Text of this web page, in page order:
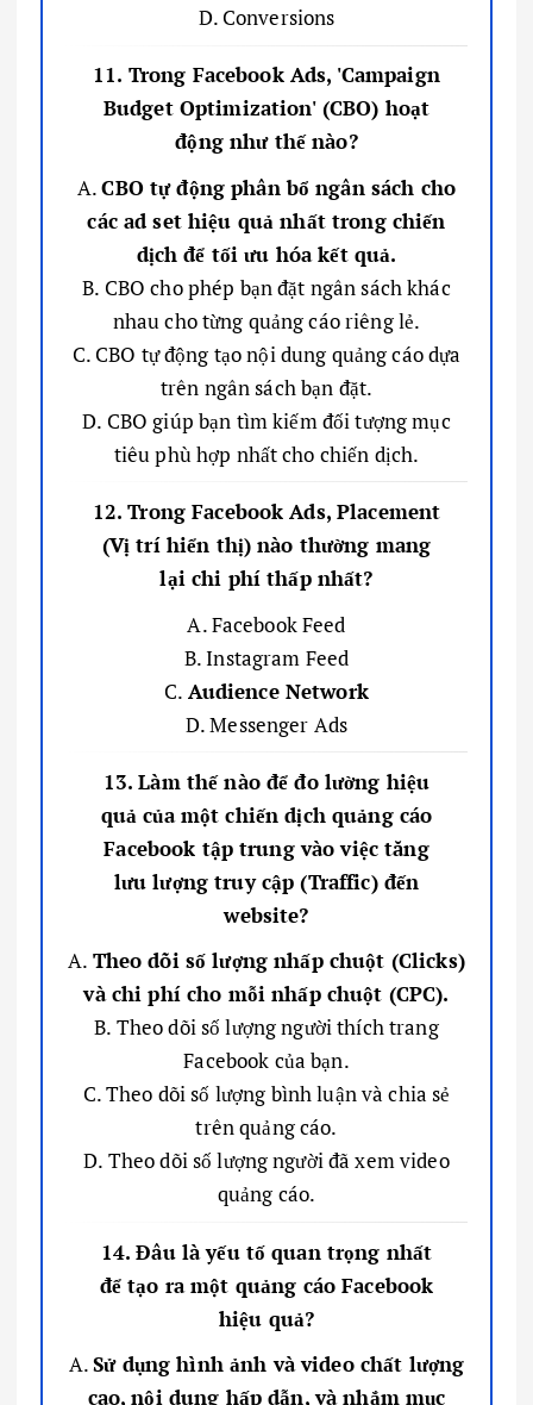
D. Conversions
11. Trong Facebook Ads, 'Campaign
Budget Optimization' (CBO) hoạt
động như thế nào?
A.CBO tự động phân bổ ngân sách cho
các ad set hiệu quả nhất trong chiến
dịch để tối ưu hóa kết quả.
B. CBO cho phép bạn đặt ngân sách khác
nhau cho từng quảng cáo riêng lẻ.
C. CBO tự động tạo nội dung quảng cáo dựa
trên ngân sách bạn đặt.
D. CBO giúp bạn tìm kiếm đối tượng mục
tiêu phù hợp nhất cho chiến dịch.
12. Trong Facebook Ads, Placement
(Vị trí hiển thị) nào thường mang
lại chi phí thấp nhất?
A. Facebook Feed
B. Instagram Feed
C. Audience Network
D. Messenger Ads
13. Làm thế nào để đo lường hiệu
quả của một chiến dịch quảng cáo
Facebook tập trung vào việc tăng
lưu lượng truy cập (Traffic) đến
website?
A. Theo dõi số lượng nhấp chuột (Clicks)
và chi phí cho mỗi nhấp chuột (CPC).
B. Theo dõi số lượng người thích trang
Facebook của bạn.
C. Theo dõi số lượng bình luận và chia sẻ
trên quảng cáo.
D. Theo dõi số lượng người đã xem video
quảng cáo.
14. Đâu là yếu tố quan trọng nhất
để tạo ra một quảng cáo Facebook
hiệu quả?
A.Sử dụng hình ảnh và video chất lượng
cao, nội dung hấp dẫn, và nhắm mục